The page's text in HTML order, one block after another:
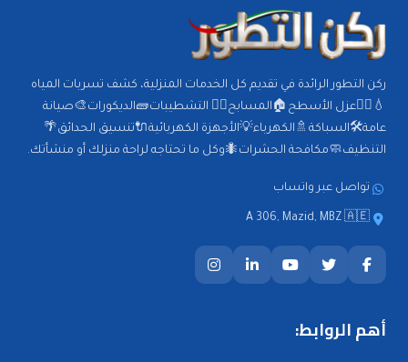
ركن التطور الرائدة في تقديم كل الخدمات المنزلية، كشف تسربات المياه
💧🕵️‍♂️عزل الأسطح🏠المسابح🏊‍♂️ التشطيبات🧱الديكورات🎨صيانة
عامة🛠️السباكة🚿الكهرباء💡الأجهزة الكهربائية🔌تنسيق الحدائق🌴
التنظيف🧼مكافحة الحشرات🐜وكل ما تحتاجه لراحة منزلك أو منشأتك.
تواصل عبر واتساب
A 306, Mazid, MBZ 🇦🇪
أهم الروابط: